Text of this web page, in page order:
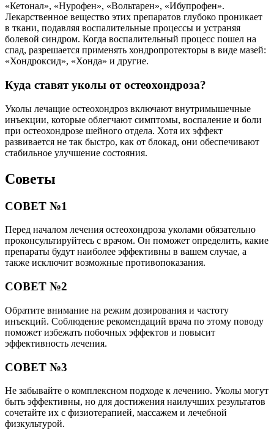
«Кетонал», «Нурофен», «Вольтарен», «Ибупрофен».
Лекарственное вещество этих препаратов глубоко проникает
в ткани, подавляя воспалительные процессы и устраняя
болевой синдром. Когда воспалительный процесс пошел на
спад, разрешается применять хондропротекторы в виде мазей:
«Хондроксид», «Хонда» и другие.
Куда ставят уколы от остеохондроза?
Уколы лечащие остеохондроз включают внутримышечные
инъекции, которые облегчают симптомы, воспаление и боли
при остеохондрозе шейного отдела. Хотя их эффект
развивается не так быстро, как от блокад, они обеспечивают
стабильное улучшение состояния.
Советы
СОВЕТ №1
Перед началом лечения остеохондроза уколами обязательно
проконсультируйтесь с врачом. Он поможет определить, какие
препараты будут наиболее эффективны в вашем случае, а
также исключит возможные противопоказания.
СОВЕТ №2
Обратите внимание на режим дозирования и частоту
инъекций. Соблюдение рекомендаций врача по этому поводу
поможет избежать побочных эффектов и повысит
эффективность лечения.
СОВЕТ №3
Не забывайте о комплексном подходе к лечению. Уколы могут
быть эффективны, но для достижения наилучших результатов
сочетайте их с физиотерапией, массажем и лечебной
физкультурой.